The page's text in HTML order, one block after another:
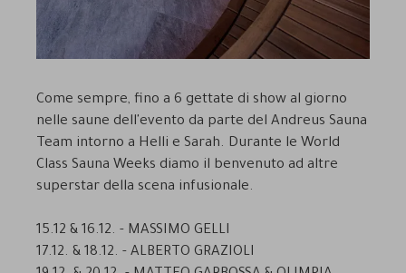
Come sempre, fino a 6 gettate di show al giorno
nelle saune dell'evento da parte del Andreus Sauna
Team intorno a Helli e Sarah. Durante le World
Class Sauna Weeks diamo il benvenuto ad altre
superstar della scena infusionale.
15.12 & 16.12. - MASSIMO GELLI
17.12. & 18.12. - ALBERTO GRAZIOLI